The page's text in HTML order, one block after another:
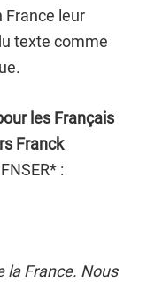
leur
texte comme
les Français
Franck
:
la France. Nous